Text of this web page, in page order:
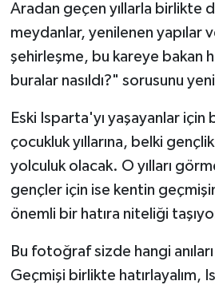
Aradan geçen yıllarla birlikte
meydanlar, yenilenen yapılar
şehirleşme, bu kareye bakan
buralar nasıldı?" sorusunu
Eski Isparta'yı yaşayanlar
çocukluk yıllarına, belki
yolculuk olacak. O yılları
gençler için ise kentin
önemli bir hatıra niteliği
Bu fotoğraf sizde hangi anıları
Geçmişi birlikte hatırlayalım,
İletişim
Künye